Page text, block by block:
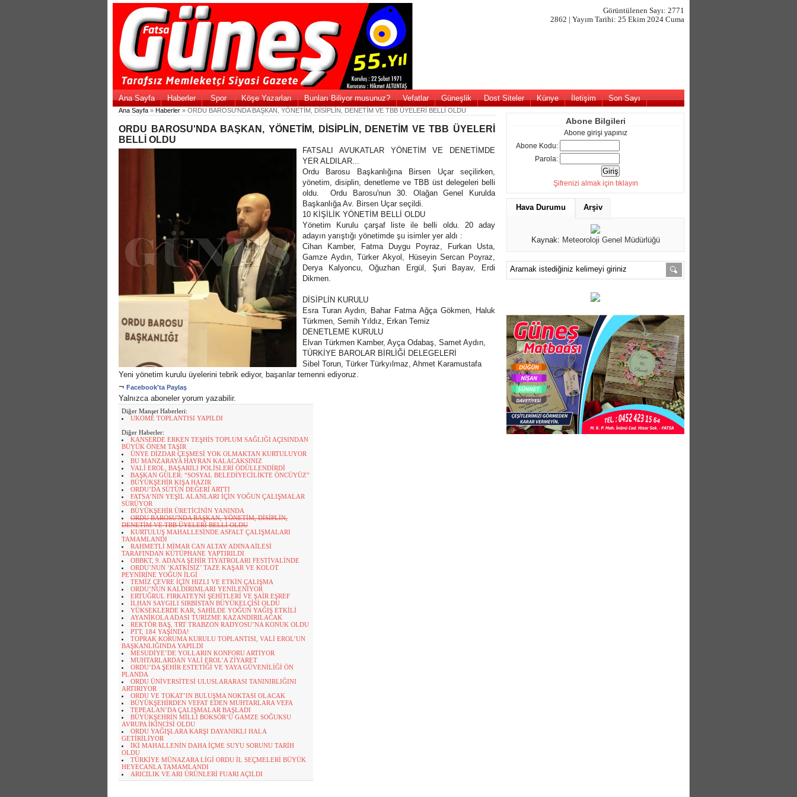
Görüntülenen Sayı: 2771
2862 | Yayım Tarihi: 25 Ekim 2024 Cuma
Ana Sayfa Haberler Spor Köşe Yazarları Bunları Biliyor musunuz? Vefatlar Güneşlik Dost Siteler Künye İletişim Son Sayı
Ana Sayfa » Haberler » ORDU BAROSU'NDA BAŞKAN, YÖNETİM, DİSİPLİN, DENETİM VE TBB ÜYELERİ BELLİ OLDU
ORDU BAROSU'NDA BAŞKAN, YÖNETİM, DİSİPLİN, DENETİM VE TBB ÜYELERİ
BELLİ OLDU
FATSALI AVUKATLAR YÖNETİM VE DENETİMDE
YER ALDILAR...
Ordu Barosu Başkanlığına Birsen Uçar seçilirken,
yönetim, disiplin, denetleme ve TBB üst delegeleri belli
oldu. Ordu Barosu'nun 30. Olağan Genel Kurulda
Başkanlığa Av. Birsen Uçar seçildi.
10 KİŞİLİK YÖNETİM BELLİ OLDU
Yönetim Kurulu çarşaf liste ile belli oldu. 20 aday
adayın yarıştığı yönetimde şu isimler yer aldı :
Cihan Kamber, Fatma Duygu Poyraz, Furkan Usta,
Gamze Aydın, Türker Akyol, Hüseyin Sercan Poyraz,
Derya Kalyoncu, Oğuzhan Ergül, Şuri Bayav, Erdi
Dikmen.
DİSİPLİN KURULU
Esra Turan Aydın, Bahar Fatma Ağça Gökmen, Haluk
Türkmen, Semih Yıldız, Erkan Temiz
DENETLEME KURULU
Elvan Türkmen Kamber, Ayça Odabaş, Samet Aydın,
TÜRKİYE BAROLAR BİRLİĞİ DELEGELERİ
Sibel Torun, Türker Türkyılmaz, Ahmet Karamustafa
Yeni yönetim kurulu üyelerini tebrik ediyor, başarılar temenni ediyoruz.
¬ Facebook'ta Paylaş
Yalnızca aboneler yorum yazabilir.
Diğer Manşet Haberleri:
UKOME TOPLANTISI YAPILDI
Diğer Haberler:
KANSERDE ERKEN TEŞHİS TOPLUM SAĞLIĞI AÇISINDAN
BÜYÜK ÖNEM TAŞIR
ÜNYE DİZDAR ÇEŞMESİ YOK OLMAKTAN KURTULUYOR
BU MANZARAYA HAYRAN KALACAKSINIZ
VALİ EROL, BAŞARILI POLİSLERİ ÖDÜLLENDİRDİ
BAŞKAN GÜLER: “SOSYAL BELEDİYECİLİKTE ÖNCÜYÜZ”
BÜYÜKŞEHİR KIŞA HAZIR
ORDU’DA SÜTÜN DEĞERİ ARTTI
FATSA’NIN YEŞİL ALANLARI İÇİN YOĞUN ÇALIŞMALAR
SÜRÜYOR
BÜYÜKŞEHİR ÜRETİCİNİN YANINDA
ORDU BAROSU'NDA BAŞKAN, YÖNETİM, DİSİPLİN,
DENETİM VE TBB ÜYELERİ BELLİ OLDU
KURTULUŞ MAHALLESİNDE ASFALT ÇALIŞMALARI
TAMAMLANDI
RAHMETLİ MİMAR CAN ALTAY ADINA AİLESİ
TARAFINDAN KÜTÜPHANE YAPTIRILDI
OBBKT, 9. ADANA ŞEHİR TİYATROLARI FESTİVALİNDE
ORDU’NUN ‘KATKISIZ’ TAZE KAŞAR VE KOLOT
PEYNİRİNE YOĞUN İLGİ
TEMİZ ÇEVRE İÇİN HIZLI VE ETKİN ÇALIŞMA
ORDU’NUN KALDIRIMLARI YENİLENİYOR
ERTUĞRUL FIRKATEYNİ ŞEHİTLERİ VE ŞAİR EŞREF
İLHAN SAYGILI SIRBİSTAN BÜYÜKELÇİSİ OLDU
YÜKSEKLERDE KAR, SAHİLDE YOĞUN YAĞIŞ ETKİLİ
AYANİKOLA ADASI TURİZME KAZANDIRILACAK
REKTÖR BAŞ, TRT TRABZON RADYOSU’NA KONUK OLDU
PTT, 184 YAŞINDA!
TOPRAK KORUMA KURULU TOPLANTISI, VALİ EROL’UN
BAŞKANLIĞINDA YAPILDI
MESUDİYE’DE YOLLARIN KONFORU ARTIYOR
MUHTARLARDAN VALİ EROL’A ZİYARET
ORDU’DA ŞEHİR ESTETİĞİ VE YAYA GÜVENİLİĞİ ÖN
PLANDA
ORDU ÜNİVERSİTESİ ULUSLARARASI TANINIRLIĞINI
ARTIRIYOR
ORDU VE TOKAT’IN BULUŞMA NOKTASI OLACAK
BÜYÜKŞEHİRDEN VEFAT EDEN MUHTARLARA VEFA
TEPEALAN’DA ÇALIŞMALAR BAŞLADI
BÜYÜKŞEHRİN MİLLİ BOKSÖR’Ü GAMZE SOĞUKSU
AVRUPA İKİNCİSİ OLDU
ORDU YAĞIŞLARA KARŞI DAYANIKLI HALA
GETİRİLİYOR
İKİ MAHALLENİN DAHA İÇME SUYU SORUNU TARİH
OLDU
TÜRKİYE MÜNAZARA LİGİ ORDU İL SEÇMELERİ BÜYÜK
HEYECANLA TAMAMLANDI
ARICILIK VE ARI ÜRÜNLERİ FUARI AÇILDI
Abone Bilgileri
Abone girişi yapınız
Abone Kodu:
Parola:
Şifrenizi almak için tıklayın
Hava Durumu Arşiv
Kaynak: Meteoroloji Genel Müdürlüğü